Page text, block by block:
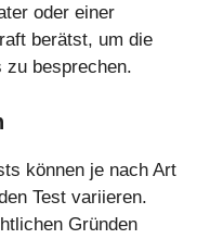
oder einer
berätst, um die
zu besprechen.
können je nach Art
Test variieren.
Gründen